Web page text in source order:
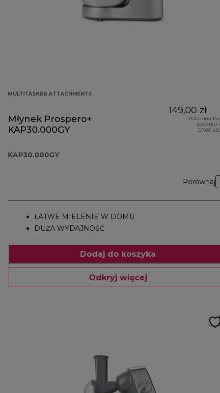
MULTITASKER ATTACHMENTS
Młynek Prospero+
KAP30.000GY
KAP30.000GY
149,00 zł
Wliczona
podatku
(27,86
Porównaj
ŁATWE MIELENIE W DOMU
DUŻA WYDAJNOŚĆ
Dodaj do koszyka
Odkryj więcej